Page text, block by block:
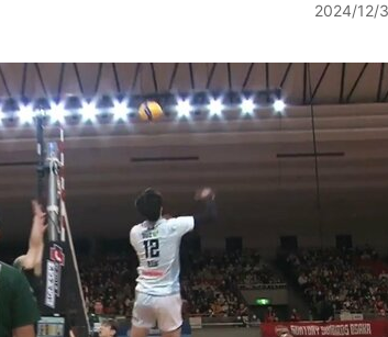
2024/12/